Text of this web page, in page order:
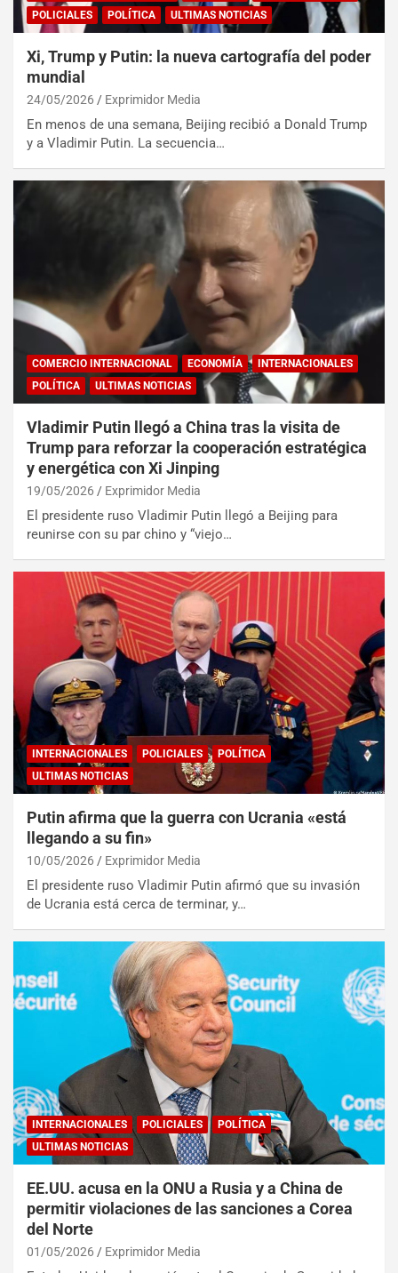
POLICIALES POLÍTICA ULTIMAS NOTICIAS
Xi, Trump y Putin: la nueva cartografía del poder
mundial
24/05/2026 Exprimidor Media
En menos de una semana, Beijing recibió a Donald Trump
y a Vladimir Putin. La secuencia…
COMERCIO INTERNACIONAL ECONOMÍA
INTERNACIONALES
POLÍTICA
ULTIMAS NOTICIAS
Vladimir Putin llegó a China tras la visita de
Trump para reforzar la cooperación estratégica
y energética con Xi Jinping
19/05/2026 Exprimidor Media
El presidente ruso Vladimir Putin llegó a Beijing para
reunirse con su par chino y “viejo…
INTERNACIONALES POLICIALES
POLÍTICA
ULTIMAS NOTICIAS
Putin afirma que la guerra con Ucrania «está
llegando a su fin»
10/05/2026 Exprimidor Media
El presidente ruso Vladimir Putin afirmó que su invasión
de Ucrania está cerca de terminar, y…
INTERNACIONALES POLICIALES
POLÍTICA
ULTIMAS NOTICIAS
EE.UU. acusa en la ONU a Rusia y a China de
permitir violaciones de las sanciones a Corea
del Norte
01/05/2026 Exprimidor Media